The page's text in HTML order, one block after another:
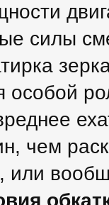
силы
особой
чем
или